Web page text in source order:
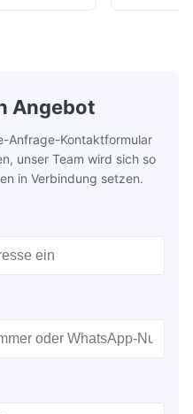
Angebot
Anfrage-Kontaktformular
unser Team wird sich so
in Verbindung setzen.